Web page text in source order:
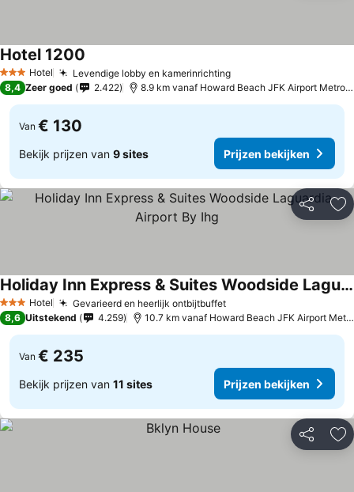
3 SterrenHotel Levendige lobby en kamerinrichting
Hotel 1200
8,4 Zeer goed 2.422 8.9 km vanaf Howard Beach JFK Airport Metro Station
Van € 130
Bekijk prijzen van 9 sites Prijzen bekijken
Delen
3 SterrenHotel Gevarieerd en heerlijk ontbijtbuffet
Holiday Inn Express & Suites Woodside Laguardia Airport By Ihg
8,6 Uitstekend 4.259 10.7 km vanaf Howard Beach JFK Airport Metro Station
Van € 235
Bekijk prijzen van 11 sites Prijzen bekijken
Delen